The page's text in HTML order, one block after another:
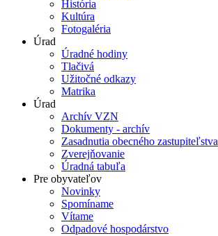
História
Kultúra
Fotogaléria
Úrad
Úradné hodiny
Tlačivá
Užitočné odkazy
Matrika
Úrad
Archív VZN
Dokumenty - archív
Zasadnutia obecného zastupiteľstva
Zverejňovanie
Úradná tabuľa
Pre obyvateľov
Novinky
Spomíname
Vítame
Odpadové hospodárstvo